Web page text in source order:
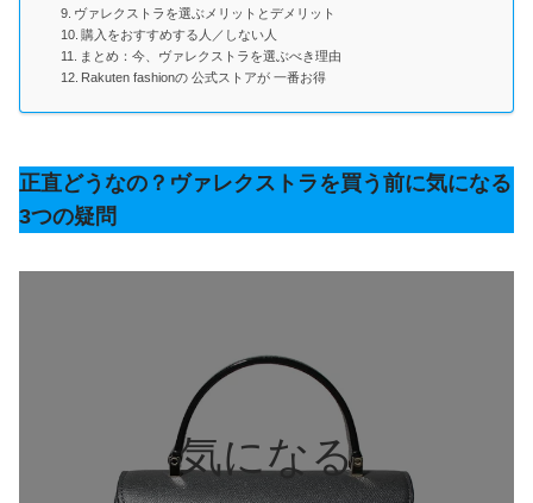
ヴァレクストラを選ぶメリットとデメリット
購入をおすすめする人／しない人
まとめ：今、ヴァレクストラを選ぶべき理由
Rakuten fashionの 公式ストアが 一番お得
正直どうなの？ヴァレクストラを買う前に気になる
3つの疑問
気になる